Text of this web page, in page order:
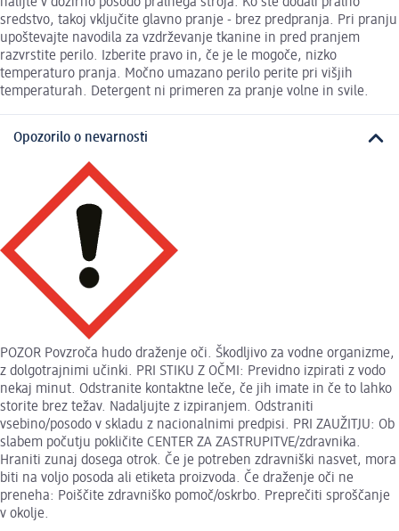
sredstvo, takoj vključite glavno pranje - brez predpranja. Pri pranju
upoštevajte navodila za vzdrževanje tkanine in pred pranjem
razvrstite perilo. Izberite pravo in, če je le mogoče, nizko
temperaturo pranja. Močno umazano perilo perite pri višjih
temperaturah. Detergent ni primeren za pranje volne in svile.
Opozorilo o nevarnosti
POZOR Povzroča hudo draženje oči. Škodljivo za vodne organizme,
z dolgotrajnimi učinki. PRI STIKU Z OČMI: Previdno izpirati z vodo
nekaj minut. Odstranite kontaktne leče, če jih imate in če to lahko
storite brez težav. Nadaljujte z izpiranjem. Odstraniti
vsebino/posodo v skladu z nacionalnimi predpisi. PRI ZAUŽITJU: Ob
slabem počutju pokličite CENTER ZA ZASTRUPITVE/zdravnika.
Hraniti zunaj dosega otrok. Če je potreben zdravniški nasvet, mora
biti na voljo posoda ali etiketa proizvoda. Če draženje oči ne
preneha: Poiščite zdravniško pomoč/oskrbo. Preprečiti sproščanje
v okolje.